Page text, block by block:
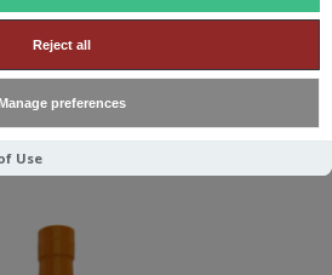
Reject all
preferences
Use